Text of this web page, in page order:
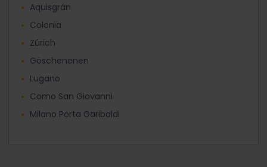
Aquisgrán
Colonia
Zúrich
Göschenenen
Lugano
Como San Giovanni
Milano Porta Garibaldi